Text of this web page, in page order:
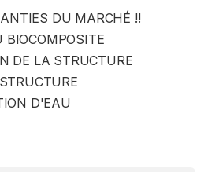
DU MARCHÉ !!
DE LA STRUCTURE
D'EAU